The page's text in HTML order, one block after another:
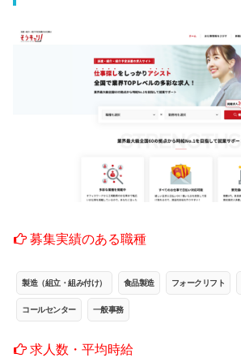
募集実績のある職種
製造（組立・組み付け） 食品製造 フォークリフト
コールセンター 一般事務
求人数・平均時給